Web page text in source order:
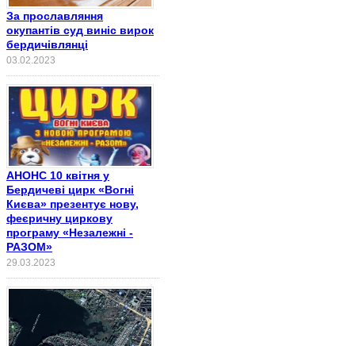
За прославляння
окупантів суд виніс вирок
бердичівлянці
03.02.2023
АНОНС 10 квітня у
Бердичеві цирк «Вогні
Києва» презентує нову,
феєричну циркову
програму «Незалежні -
РАЗОМ»
29.03.2023